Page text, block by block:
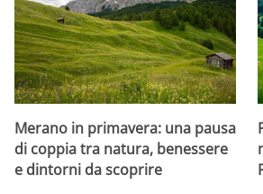
Merano in primavera: una pausa
di coppia tra natura, benessere
e dintorni da scoprire